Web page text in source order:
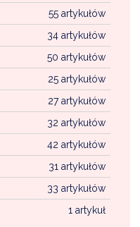
55 artykułów
34 artykułów
50 artykułów
25 artykułów
27 artykułów
32 artykułów
42 artykułów
31 artykułów
33 artykułów
1 artykuł